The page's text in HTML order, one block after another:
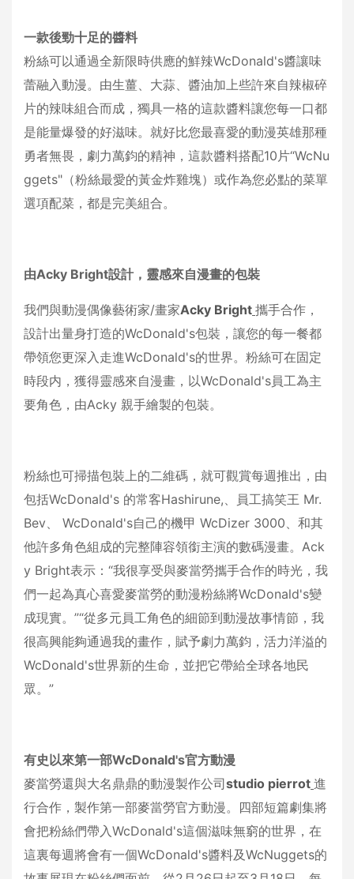
一款後勁十足的醬料
粉絲可以通過全新限時供應的鮮辣WcDonald's醬讓味
蕾融入動漫。由生薑、大蒜、醬油加上些許來自辣椒碎
片的辣味組合而成，獨具一格的這款醬料讓您每一口都
是能量爆發的好滋味。就好比您最喜愛的動漫英雄那種
勇者無畏，劇力萬鈞的精神，這款醬料搭配10片“WcNu
ggets"（粉絲最愛的黃金炸雞塊）或作為您必點的菜單
選項配菜，都是完美組合。
由Acky Bright設計，靈感來自漫畫的包裝
我們與動漫偶像藝術家/畫家Acky Bright 攜手合作，
設計出量身打造的WcDonald's包裝，讓您的每一餐都
帶領您更深入走進WcDonald's的世界。粉絲可在固定
時段内，獲得靈感來自漫畫，以WcDonald's員工為主
要角色，由Acky 親手繪製的包裝。
粉絲也可掃描包裝上的二維碼，就可觀賞每週推出，由
包括WcDonald's 的常客Hashirune,、員工搞笑王 Mr.
Bev、 WcDonald's自己的機甲 WcDizer 3000、和其
他許多角色組成的完整陣容領銜主演的數碼漫畫。Ack
y Bright表示：“我很享受與麥當勞攜手合作的時光，我
們一起為真心喜愛麥當勞的動漫粉絲將WcDonald's變
成現實。”“從多元員工角色的細節到動漫故事情節，我
很高興能夠通過我的畫作，賦予劇力萬鈞，活力洋溢的
WcDonald's世界新的生命，並把它帶給全球各地民
眾。”
有史以來第一部WcDonald's官方動漫
麥當勞還與大名鼎鼎的動漫製作公司studio pierrot 進
行合作，製作第一部麥當勞官方動漫。四部短篇劇集將
會把粉絲們帶入WcDonald's這個滋味無窮的世界，在
這裏每週將會有一個WcDonald's醬料及WcNuggets的